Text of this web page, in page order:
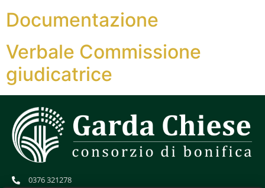
Documentazione
Verbale Commissione
giudicatrice
0376 321278